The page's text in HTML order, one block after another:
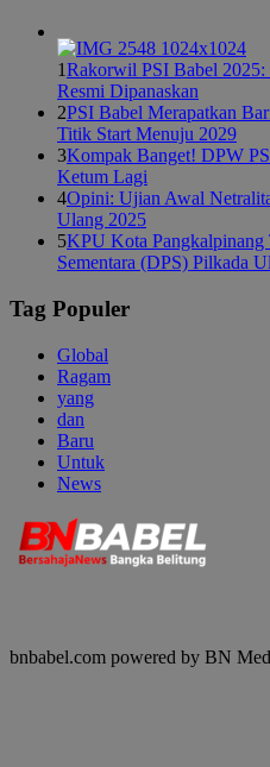
1Rakorwil PSI Babel
Resmi Dipanaskan
2PSI Babel Merapatkan
Titik Start Menuju 2029
3Kompak Banget! DPW
Ketum Lagi
4Opini: Ujian Awal
Ulang 2025
5KPU Kota Pangkalpinang
Sementara (DPS) Pilkada
Tag Populer
Global
Ragam
yang
dan
Baru
Untuk
News
bnbabel.com powered by BN